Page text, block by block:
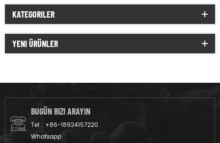
KATEGORILER
YENI ÜRÜNLER
BUGÜN BIZI ARAYIN
Tel : +86-18924157220
Whatsapp :